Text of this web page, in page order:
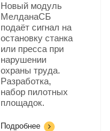
Новый модуль
МелданаСБ
подаёт сигнал на
остановку станка
или пресса при
нарушении
охраны труда.
Разработка,
набор пилотных
площадок.
Подробнее